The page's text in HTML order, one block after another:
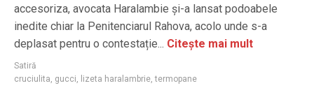
accesoriza, avocata Haralambie şi-a lansat podoabele
inedite chiar la Penitenciarul Rahova, acolo unde s-a
deplasat pentru o contestație... Citește mai mult
Satiră
cruciulita, gucci, lizeta haralambrie,termopane